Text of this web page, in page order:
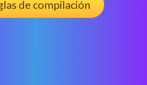
de compilación